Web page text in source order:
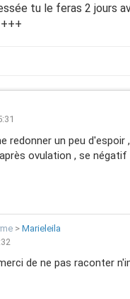
tu le feras 2 jours
redonner un peu
ovulation , se
> Marieleila
de ne pas raconter